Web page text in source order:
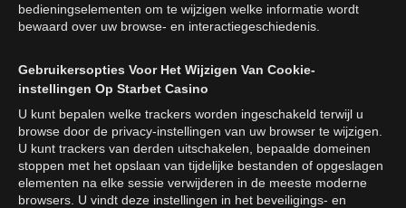
bedieningselementen om te wijzigen welke informatie wordt
bewaard over uw browse- en interactiegeschiedenis.
Gebruikersopties Voor Het Wijzigen Van Cookie-
instellingen Op Starbet Casino
U kunt bepalen welke trackers worden ingeschakeld terwijl u
browse door de privacy-instellingen van uw browser te wijzigen.
U kunt trackers van derden uitschakelen, bepaalde domeinen
stoppen met het opslaan van tijdelijke bestanden of opgeslagen
elementen na elke sessie verwijderen in de meeste moderne
browsers. U vindt deze instellingen in het beveiligings- en